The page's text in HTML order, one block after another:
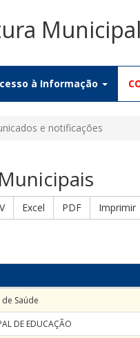
à Informação
e notificações
Excel PDF Imprimir
Saúde
DE EDUCAÇÃO